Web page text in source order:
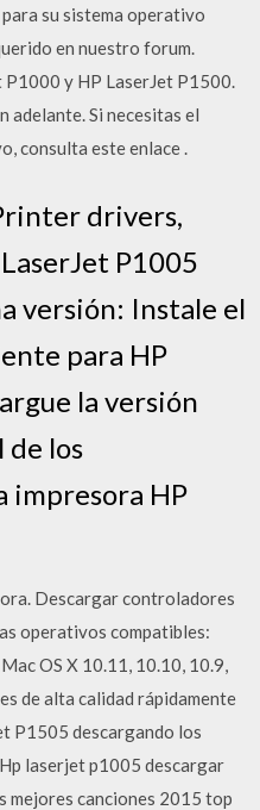
su sistema operativo
en nuestro forum.
y HP LaserJet P1500.
adelante. Si necesitas el
consulta este enlace .
drivers,
P1005
versión: Instale el
para HP
la versión
de los
impresora HP
Descargar controladores
operativos compatibles:
OS X 10.11, 10.10, 10.9,
de alta calidad rápidamente
P1505 descargando los
laserjet p1005 descargar
mejores canciones 2015 top